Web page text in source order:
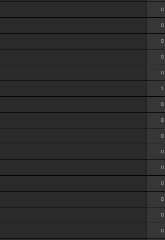
0
0
0
0
0
1
0
0
0
0
0
0
0
0
0